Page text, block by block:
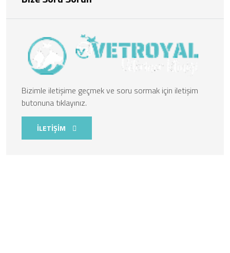
Bizimle iletişime geçmek ve soru sormak için iletişim
butonuna tıklayınız.
İLETİŞİM